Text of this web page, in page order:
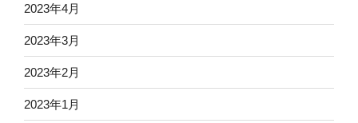
2023年4月
2023年3月
2023年2月
2023年1月